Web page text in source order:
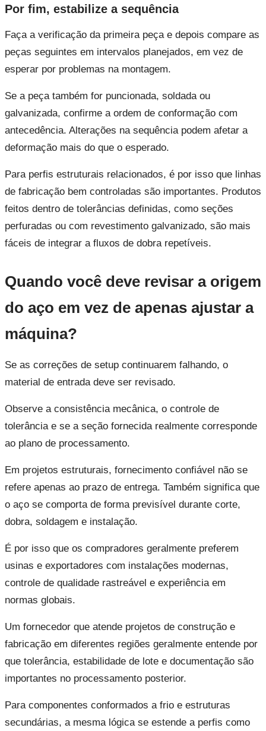
Por fim, estabilize a sequência
Faça a verificação da primeira peça e depois compare as
peças seguintes em intervalos planejados, em vez de
esperar por problemas na montagem.
Se a peça também for puncionada, soldada ou
galvanizada, confirme a ordem de conformação com
antecedência. Alterações na sequência podem afetar a
deformação mais do que o esperado.
Para perfis estruturais relacionados, é por isso que linhas
de fabricação bem controladas são importantes. Produtos
feitos dentro de tolerâncias definidas, como seções
perfuradas ou com revestimento galvanizado, são mais
fáceis de integrar a fluxos de dobra repetíveis.
Quando você deve revisar a origem
do aço em vez de apenas ajustar a
máquina?
Se as correções de setup continuarem falhando, o
material de entrada deve ser revisado.
Observe a consistência mecânica, o controle de
tolerância e se a seção fornecida realmente corresponde
ao plano de processamento.
Em projetos estruturais, fornecimento confiável não se
refere apenas ao prazo de entrega. Também significa que
o aço se comporta de forma previsível durante corte,
dobra, soldagem e instalação.
É por isso que os compradores geralmente preferem
usinas e exportadores com instalações modernas,
controle de qualidade rastreável e experiência em
normas globais.
Um fornecedor que atende projetos de construção e
fabricação em diferentes regiões geralmente entende por
que tolerância, estabilidade de lote e documentação são
importantes no processamento posterior.
Para componentes conformados a frio e estruturas
secundárias, a mesma lógica se estende a perfis como